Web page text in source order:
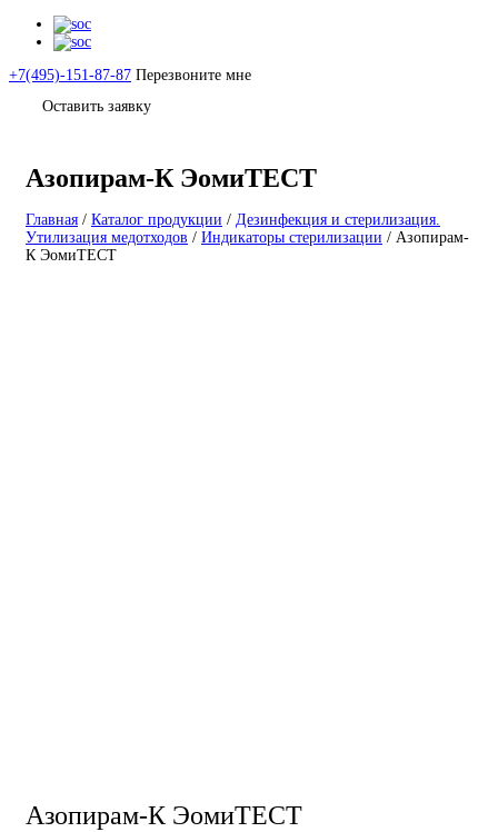
+7(495)-151-87-87 Перезвоните мне
Оставить заявку
Азопирам-К ЭомиТЕСТ
Главная / Каталог продукции / Дезинфекция и стерилизация.
Утилизация медотходов / Индикаторы стерилизации / Азопирам-
К ЭомиТЕСТ
Азопирам-К ЭомиТЕСТ